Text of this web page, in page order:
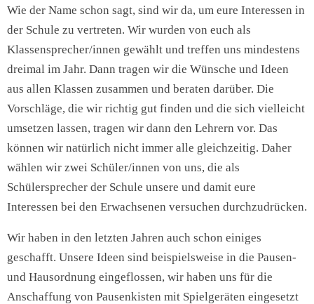
Wie der Name schon sagt, sind wir da, um eure Interessen in
der Schule zu vertreten. Wir wurden von euch als
Klassensprecher/innen gewählt und treffen uns mindestens
dreimal im Jahr. Dann tragen wir die Wünsche und Ideen
aus allen Klassen zusammen und beraten darüber. Die
Vorschläge, die wir richtig gut finden und die sich vielleicht
umsetzen lassen, tragen wir dann den Lehrern vor. Das
können wir natürlich nicht immer alle gleichzeitig. Daher
wählen wir zwei Schüler/innen von uns, die als
Schülersprecher der Schule unsere und damit eure
Interessen bei den Erwachsenen versuchen durchzudrücken.
Wir haben in den letzten Jahren auch schon einiges
geschafft. Unsere Ideen sind beispielsweise in die Pausen-
und Hausordnung eingeflossen, wir haben uns für die
Anschaffung von Pausenkisten mit Spielgeräten eingesetzt